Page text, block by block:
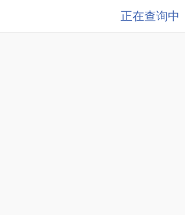
正在查询中